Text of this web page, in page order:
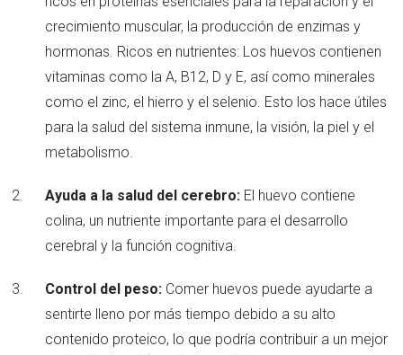
crecimiento muscular, la producción de enzimas y
hormonas. Ricos en nutrientes: Los huevos contienen
vitaminas como la A, B12, D y E, así como minerales
como el zinc, el hierro y el selenio. Esto los hace útiles
para la salud del sistema inmune, la visión, la piel y el
metabolismo.
Ayuda a la salud del cerebro: El huevo contiene
colina, un nutriente importante para el desarrollo
cerebral y la función cognitiva.
Control del peso: Comer huevos puede ayudarte a
sentirte lleno por más tiempo debido a su alto
contenido proteico, lo que podría contribuir a un mejor